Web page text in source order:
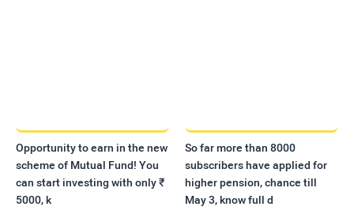
Opportunity to earn in the new
scheme of Mutual Fund! You
can start investing with only ₹
5000, k
So far more than 8000
subscribers have applied for
higher pension, chance till
May 3, know full d